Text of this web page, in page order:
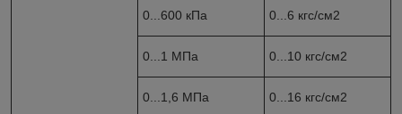
0...600 кПа 0...6 кгс/см2
0...1 МПа 0...10 кгс/см2
0...1,6 МПа 0...16 кгс/см2